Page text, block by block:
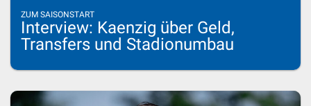
ZUM SAISONSTART
Interview: Kaenzig über Geld,
Transfers und Stadionumbau